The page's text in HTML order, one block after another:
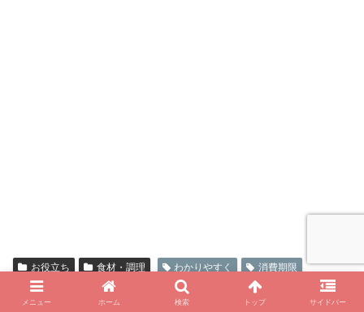
お役立ち 食材・調理 わかりやすく
消費期限
賞味期限
メニュー ホーム 検索 トップ サイドバー